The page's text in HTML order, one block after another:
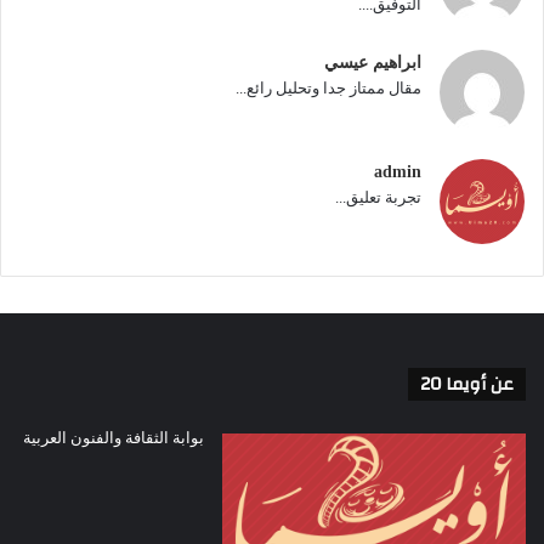
وهنا لابد لنا أن نتذكر معا الفيلم لنرى من جديد
تلك القدرة الفائقة على التدرج في الأداء بين
«جعفر» في بداية حياته وهو في كنف جده،
التوفيق....
ابراهيم عيسي
مقال ممتاز جدا وتحليل رائع...
admin
تجربة تعليق...
عن أويما 20
بوابة الثقافة والفنون العربية